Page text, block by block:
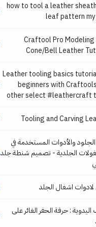
how to tool a leather
leaf pattern
Craftool Pro Modeling
Cone/Bell Leather
Leather tooling basics
beginners with
other select #leathercraft
Tooling and Carving
الجلود والأدوات المستخدمة في
الجلدية - تصميم شنطة جلد
اشغال الجلد
اليدوية : حرفة الحفر الغائر على